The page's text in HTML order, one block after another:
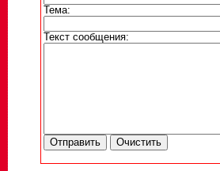
Тема:
Текст сообщения: